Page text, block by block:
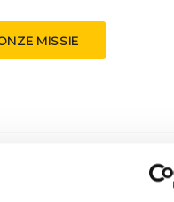
MISSIE